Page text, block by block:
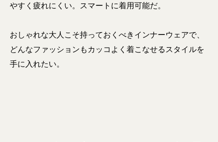
やすく疲れにくい。スマートに着用可能だ。
おしゃれな大人こそ持っておくべきインナーウェアで、
どんなファッションもカッコよく着こなせるスタイルを
手に入れたい。